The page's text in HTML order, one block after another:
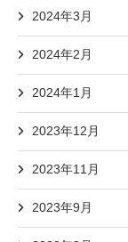
2024年3月
2024年2月
2024年1月
2023年12月
2023年11月
2023年9月